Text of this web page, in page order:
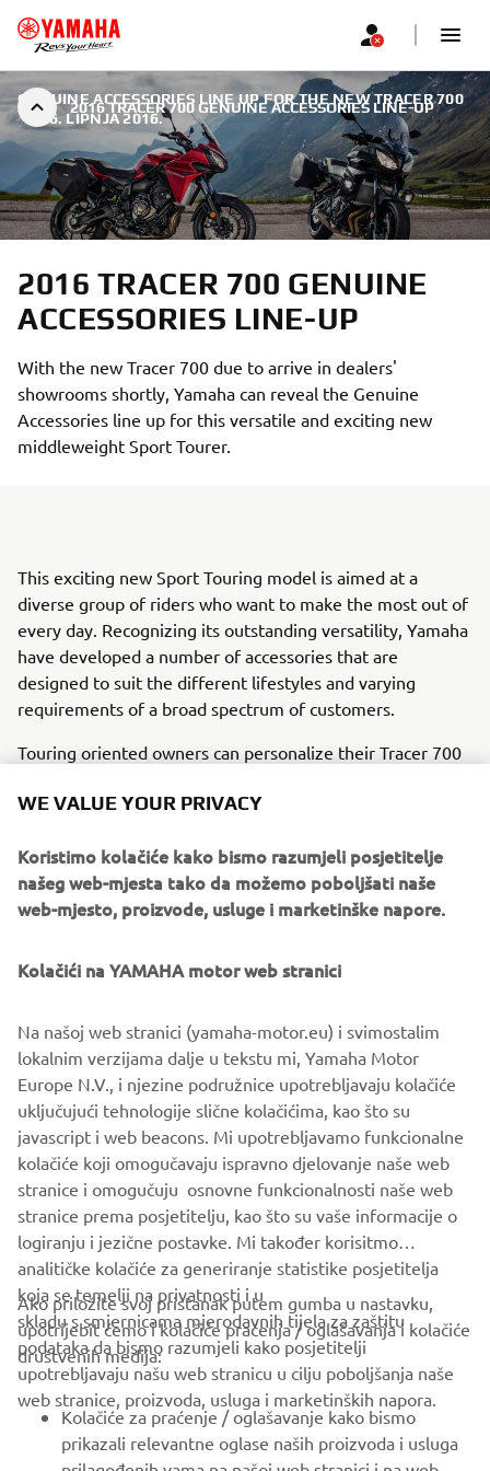
2016 TRACER 700 GENUINE ACCESSORIES LINE-UP
GENUINE ACCESSORIES LINE UP FOR THE NEW TRACER 700
16. LIPNJA 2016.
2016 TRACER 700 GENUINE
ACCESSORIES LINE-UP
With the new Tracer 700 due to arrive in dealers'
showrooms shortly, Yamaha can reveal the Genuine
Accessories line up for this versatile and exciting new
middleweight Sport Tourer.
This exciting new Sport Touring model is aimed at a
diverse group of riders who want to make the most out of
every day. Recognizing its outstanding versatility, Yamaha
have developed a number of accessories that are
designed to suit the different lifestyles and varying
requirements of a broad spectrum of customers.
Touring oriented owners can personalize their Tracer 700
comfort and practicality, including hard luggage, heated
protectors and more.
Riders looking to enhance the bike's sport touring
system that gives the twin-cylinder crossplane engine a
frame covers and chainguard give added functionality and
style.
Yamaha haven't forgotten that this is a bike that is also
ideal for daily use, and the new accessory range features a
tank bag, top case and radiator cover that enhance the
Tracer 700's class-leading practicality.
CORPORATE
FOR BUSINESS
MORE YAMAHA
WE VALUE YOUR PRIVACY
Koristimo kolačiće kako bismo razumjeli posjetitelje
našeg web-mjesta tako da možemo poboljšati naše
web-mjesto, proizvode, usluge i marketinške napore.
Kolačići na YAMAHA motor web stranici
Na našoj web stranici (yamaha-motor.eu) i svimostalim
lokalnim verzijama dalje u tekstu mi, Yamaha Motor
Europe N.V., i njezine podružnice upotrebljavaju kolačiće
uključujući tehnologije slične kolačićima, kao što su
javascript i web beacons. Mi upotrebljavamo funkcionalne
kolačiće koji omogučavaju ispravno djelovanje naše web
stranice i omogučuju osnovne funkcionalnosti naše web
stranice prema posjetitelju, kao što su vaše informacije o
logiranju i jezične postavke. Mi također korisitmo
analitičke kolačiće za generiranje statistike posjetitelja
koja se temelji na privatnosti i u
skladu s smjernicama mjerodavnih tijela za zaštitu
podataka da bismo razumjeli kako posjetitelji
upotrebljavaju našu web stranicu u cilju poboljšanja naše
web stranice, proizvoda, usluga i marketinških napora.
Ako priložite svoj pristanak putem gumba u nastavku,
upotrijebit ćemo i kolačiće praćenja / oglašavanja i kolačiće
društvenih medija:
Kolačiće za praćenje / oglašavanje kako bismo
prikazali relevantne oglase naših proizvoda i usluga